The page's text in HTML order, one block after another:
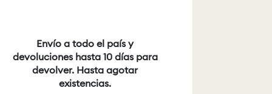
Envío a todo el país y
devoluciones hasta 10 días para
devolver. Hasta agotar
existencias.